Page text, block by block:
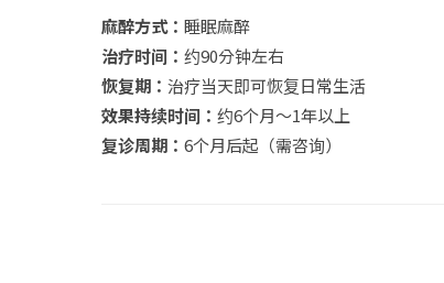
麻醉方式： 睡眠麻醉
治疗时间： 约90分钟左右
恢复期： 治疗当天即可恢复日常生活
效果持续时间： 约6个月～1年以上
复诊周期： 6个月后起（需咨询）